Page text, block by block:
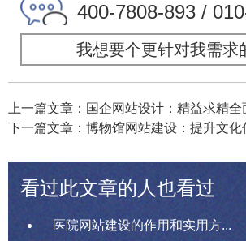
400-7808-893 /
我想要个更针对我需求
上一篇文章：国企网站设计：精益求精全
下一篇文章：博物馆网站建设：提升文化
看过此文章的人也看过
医院网站建设的作用和实用方...